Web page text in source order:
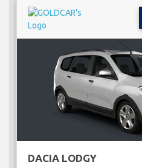
DACIA LODGY